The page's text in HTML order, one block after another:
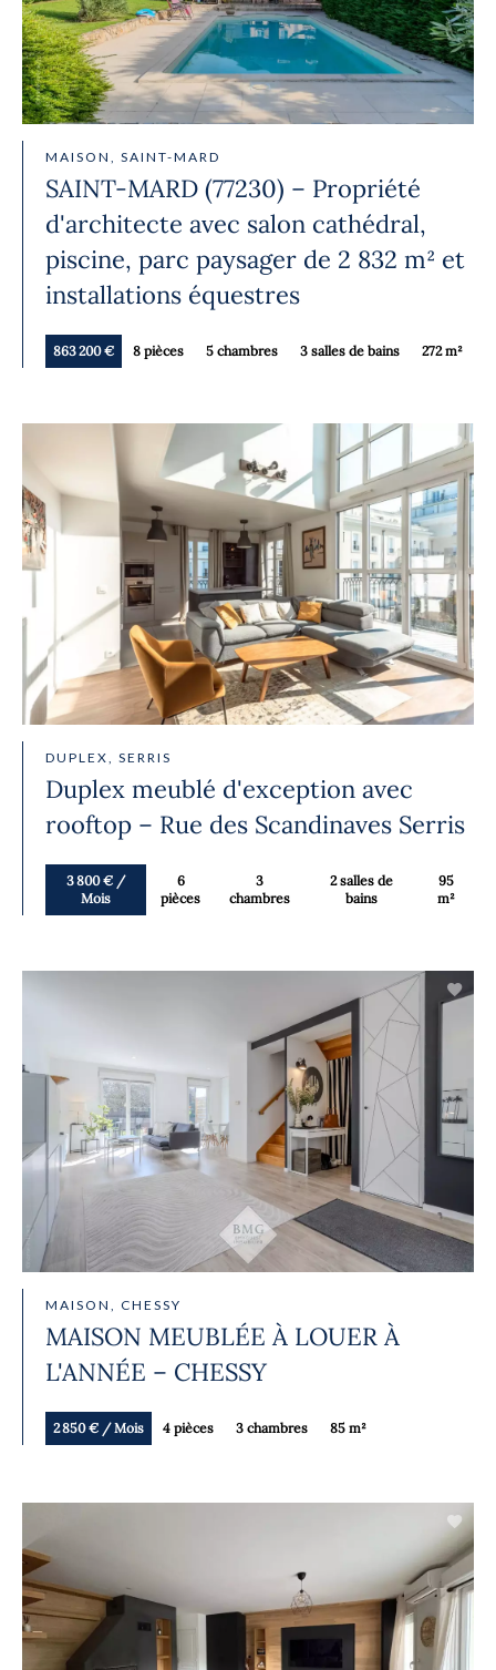
MAISON, SAINT-MARD
SAINT-MARD (77230) – Propriété
d'architecte avec salon cathédral,
piscine, parc paysager de 2 832 m² et
installations équestres
863 200 € 8 pièces 5 chambres 3 salles de bains 272 m²
DUPLEX, SERRIS
Duplex meublé d'exception avec
rooftop – Rue des Scandinaves Serris
3 800 € /
Mois
6
pièces
3
chambres
2 salles de
bains
95
m²
MAISON, CHESSY
MAISON MEUBLÉE À LOUER À
L'ANNÉE – CHESSY
2 850 € / Mois 4 pièces 3 chambres 85 m²